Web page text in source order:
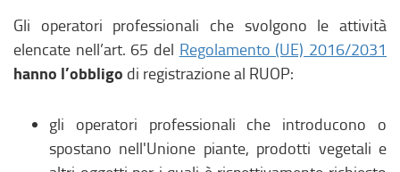
Gli operatori professionali che svolgono le attività
elencate nell’art. 65 del Regolamento (UE) 2016/2031
hanno l’obbligo di registrazione al RUOP:
gli operatori professionali che introducono o
spostano nell'Unione piante, prodotti vegetali e